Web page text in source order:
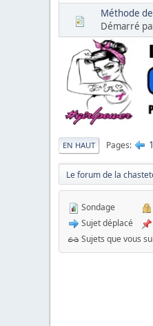
Méthode
Démarré
EN HAUT Pages 1
Le forum de la
Sondage
Sujet déplacé
Sujets que vous